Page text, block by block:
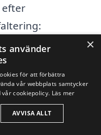
efter
×
använder
för att förbättra
vår webbplats samtycker
cookiepolicy. Läs mer
AVVISA ALLT